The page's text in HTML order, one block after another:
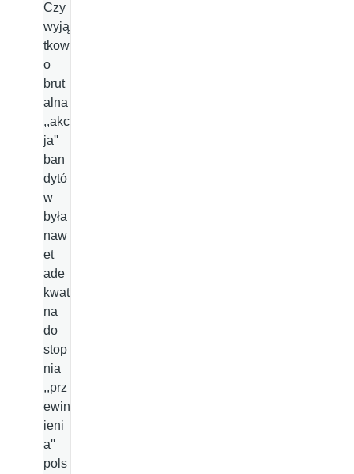
Czy
wyją
tkow
o
brut
alna
,,akc
ja''
ban
dytó
w
była
naw
et
ade
kwat
na
do
stop
nia
,,prz
ewin
ieni
a''
pols